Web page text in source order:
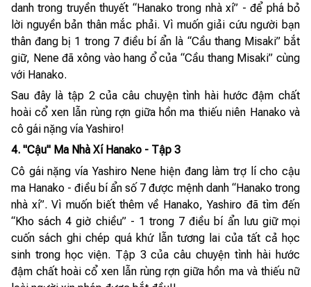
danh trong truyền thuyết “Hanako trong nhà xí” - để phá bỏ
lời nguyền bản thân mắc phải. Vì muốn giải cứu người bạn
thân đang bị 1 trong 7 điều bí ẩn là “Cầu thang Misaki” bắt
giữ, Nene đã xông vào hang ổ của “Cầu thang Misaki” cùng
với Hanako.
Sau đây là tập 2 của câu chuyện tình hài hước đậm chất
hoài cổ xen lẫn rùng rợn giữa hồn ma thiếu niên Hanako và
cô gái nặng vía Yashiro!
4. "Cậu" Ma Nhà Xí Hanako - Tập 3
Cô gái nặng vía Yashiro Nene hiện đang làm trợ lí cho cậu
ma Hanako - điều bí ẩn số 7 được mệnh danh “Hanako trong
nhà xí”. Vì muốn biết thêm về Hanako, Yashiro đã tìm đến
“Kho sách 4 giờ chiều” - 1 trong 7 điều bí ẩn lưu giữ mọi
cuốn sách ghi chép quá khứ lẫn tương lai của tất cả học
sinh trong học viện. Tập 3 của câu chuyện tình hài hước
đậm chất hoài cổ xen lẫn rùng rợn giữa hồn ma và thiếu nữ